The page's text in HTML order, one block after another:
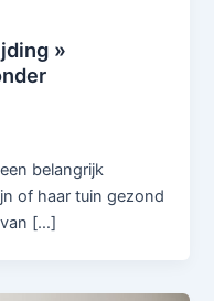
»
belangrijk
of haar tuin gezond
[…]